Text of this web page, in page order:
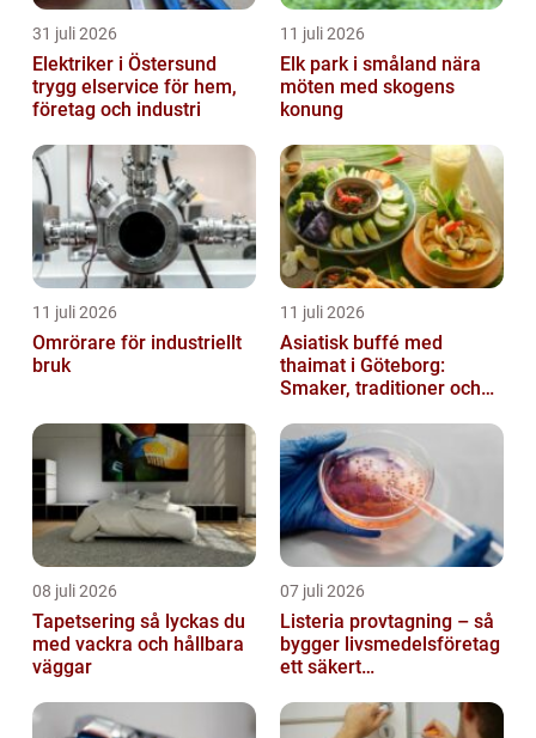
31 juli 2026
Elektriker i Östersund
trygg elservice för hem,
företag och industri
11 juli 2026
Elk park i småland nära
möten med skogens
konung
11 juli 2026
Omrörare för industriellt
bruk
11 juli 2026
Asiatisk buffé med
thaimat i Göteborg:
Smaker, traditioner och
08 juli 2026
Tapetsering så lyckas du
med vackra och hållbara
väggar
07 juli 2026
Listeria provtagning – så
bygger livsmedelsföretag
ett säkert